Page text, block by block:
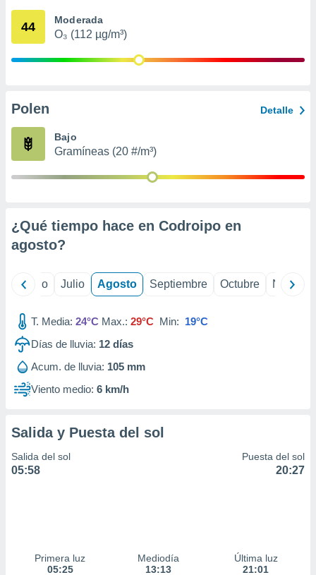
e
publicidad
1199
44 Moderada
O₃ (112 µg/m³)
Polen Detalle
Bajo
Gramíneas (20 #/m³)
¿Qué tiempo hace en Codroipo en
agosto?
Junio Julio Agosto Septiembre Octubre
T. Media: 24°C Max.: 29°C Min: 19°C
Días de lluvia: 12 días
Acum. de lluvia: 105 mm
Viento medio: 6 km/h
Salida y Puesta del sol
Salida del sol
05:58
Puesta del sol
20:27
Primera luz
05:25
Mediodía
13:13
Última luz
21:01